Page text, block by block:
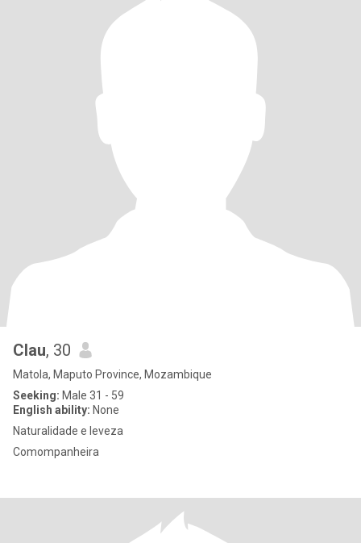
Clau, 30
Matola, Maputo Province, Mozambique
Seeking: Male 31 - 59
English ability: None
Naturalidade e leveza
Comompanheira